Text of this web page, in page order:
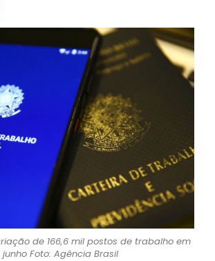
de 166,6 mil postos de trabalho em
junho Foto: Agência Brasil